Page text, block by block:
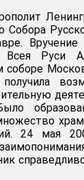
Собора
Вручение
Всея Руси
соборе
24 мая